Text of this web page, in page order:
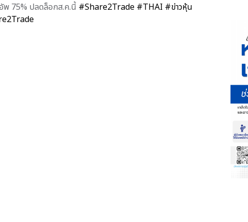
พ 75% ปลดล็อกส.ค.นี้ #Share2Trade #THAI #ข่าวหุ้น